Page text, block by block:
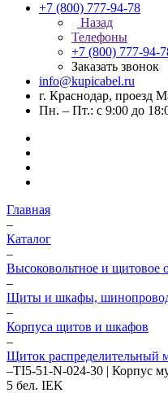
+7 (800) 777-94-78
Назад
Телефоны
+7 (800) 777-94-
Заказать звонок
info@kupicabel.ru
г. Краснодар, проезд
Пн. – Пт.: с 9:00 до
Главная
–
Каталог
–
Высоковольтное и щитовое
–
Щиты и шкафы,
–
Корпуса щитов и шкафов
–
Щиток распределительный
–TI5-51-N-024-30 | Корпус
5 бел. IEK